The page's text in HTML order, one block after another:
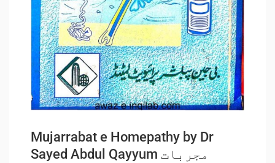
Mujarrabat e Homepathy by Dr
Sayed Abdul Qayyum مجربات